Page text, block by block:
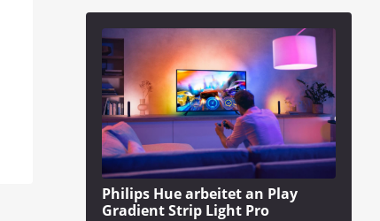
Philips Hue arbeitet an Play
Gradient Strip Light Pro